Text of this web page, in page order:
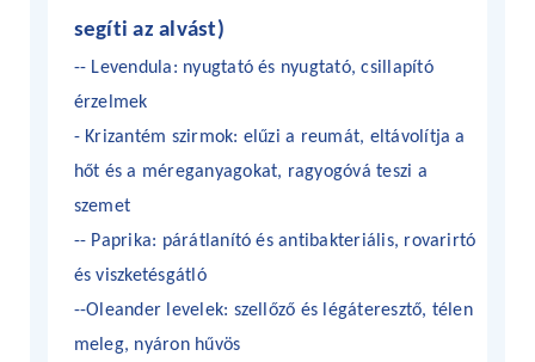
segíti az alvást)
-- Levendula: nyugtató és nyugtató, csillapító
érzelmek
- Krizantém szirmok: elűzi a reumát, eltávolítja a
hőt és a méreganyagokat, ragyogóvá teszi a
szemet
-- Paprika: párátlanító és antibakteriális, rovarirtó
és viszketésgátló
--Oleander levelek: szellőző és légáteresztő, télen
meleg, nyáron hűvös